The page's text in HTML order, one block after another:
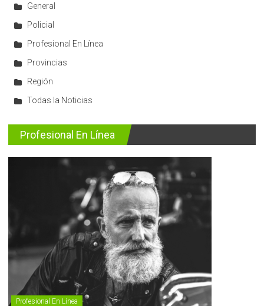
General
Policial
Profesional En Línea
Provincias
Región
Todas la Noticias
Profesional En Línea
Profesional En Línea